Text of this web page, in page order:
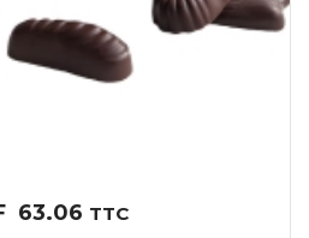
63.06 Plage
TTC